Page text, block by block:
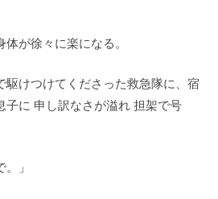
が徐々に楽になる。
駆けつけてくださった救急隊に、宿
子に 申し訳なさが溢れ 担架で号
」